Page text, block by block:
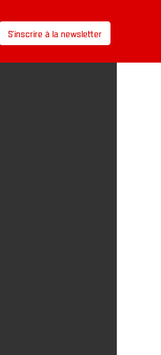
S’inscrire à la newsletter